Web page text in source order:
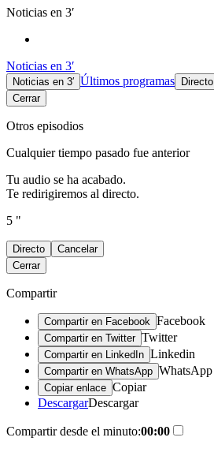
Noticias en 3′
Noticias en 3′
Noticias en 3′ Últimos programas
Directo
Cerrar
Otros episodios
Cualquier tiempo pasado fue anterior
Tu audio se ha acabado.
Te redirigiremos al directo.
5 "
Directo
Cancelar
Cerrar
Compartir
Compartir en Facebook Facebook
Compartir en Twitter Twitter
Compartir en LinkedIn Linkedin
Compartir en WhatsApp WhatsApp
Copiar enlace Copiar
DescargarDescargar
Compartir desde el minuto:00:00